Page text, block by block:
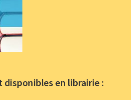
disponibles en librairie :